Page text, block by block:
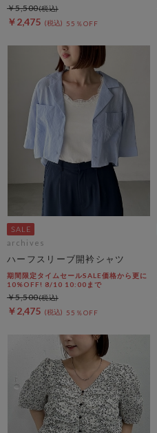
￥2,475 55％OFF
￥5,500
archives
ハーフスリーブ開衿シャツ
期間限定タイムセールSALE価格から更に
10%OFF! 8/10 10:00まで
￥2,475 55％OFF
￥5,500